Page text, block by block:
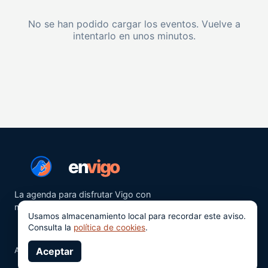
No se han podido cargar los eventos. Vuelve a
intentarlo en unos minutos.
envigo
La agenda para disfrutar Vigo con
más ganas.
Aviso legalPrivacidad
Usamos almacenamiento local para recordar este aviso.
Consulta la política de cookies.
Aceptar